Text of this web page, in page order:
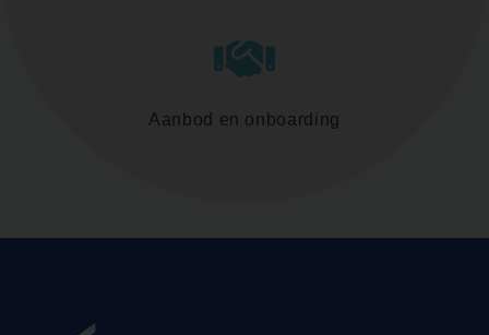
Aanbod en onboarding